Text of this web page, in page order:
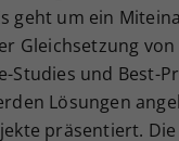
geht um ein
Gleichsetzung
Studies und Best-
Lösungen
präsentiert. Die